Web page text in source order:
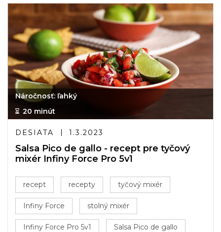
Náročnosť: ľahký
20 minút
DESIATA 1.3.2023
Salsa Pico de gallo - recept pre tyčový
mixér Infiny Force Pro 5v1
recept recepty tyčový mixér
Infiny Force stolný mixér
Infiny Force Pro 5v1 Salsa Pico de gallo